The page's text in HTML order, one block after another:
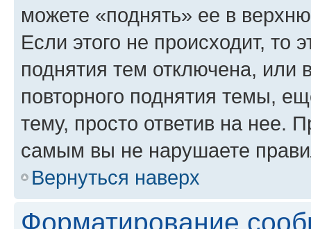
можете «поднять» ее в
Если этого не происходит, то
поднятия тем отключена, или
повторного поднятия темы,
тему, просто ответив на нее.
самым вы не нарушаете
Вернуться наверх
Форматирование